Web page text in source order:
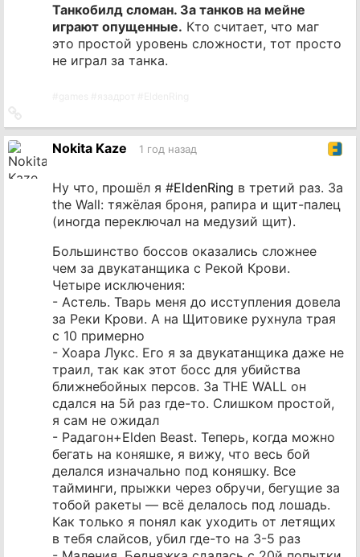
Танкобилд сломан. За танков на мейне
играют опущенные. Кто считает, что маг
это простой уровень сложности, тот просто
не играл за танка.
на
источникNokita Kaze 1 год назад
Ну что, прошёл я #EldenRing в третий раз. За
the Wall: тяжёлая броня, рапира и щит-палец
(иногда переключал на медузий щит).
Большинство боссов оказались сложнее
чем за двукатанщика с Рекой Крови.
Четыре исключения:
- Астель. Тварь меня до исступления довела
за Реки Крови. А на Щитовике рухнула трая
с 10 примерно
- Хоара Лукс. Его я за двукатанщика даже не
траил, так как этот босс для убийства
ближнебойных персов. За THE WALL он
сдался на 5й раз где-то. Слишком простой,
я сам не ожидал
- Радагон+Elden Beast. Теперь, когда можно
бегать на коняшке, я вижу, что весь бой
делался изначально под коняшку. Все
тайминги, прыжки через обручи, бегущие за
тобой ракеты — всё делалось под лошадь.
Как только я понял как уходить от летящих
в тебя слайсов, убил где-то на 3-5 раз